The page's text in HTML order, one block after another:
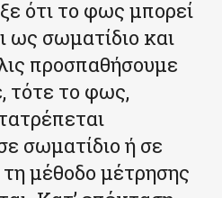
ότι το φως μπορεί
ως σωματίδιο και
προσπαθήσουμε
τότε το φως,
σωματίδιο ή σε
μέθοδο μέτρησης